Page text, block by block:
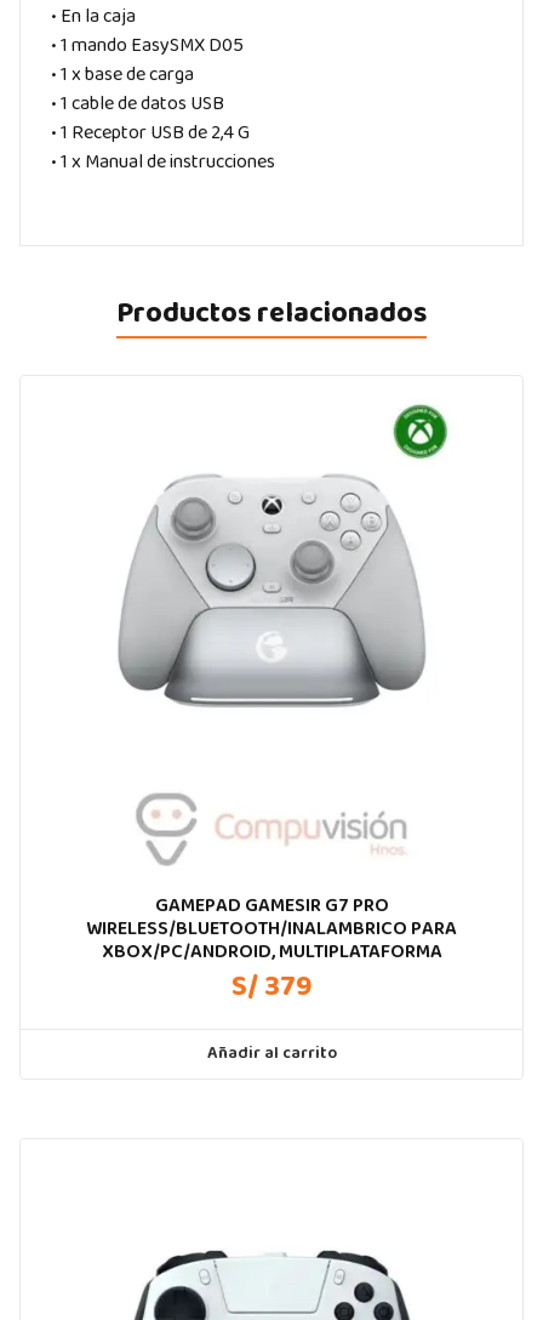
• En la caja
• 1 mando EasySMX D05
• 1 x base de carga
• 1 cable de datos USB
• 1 Receptor USB de 2,4 G
• 1 x Manual de instrucciones
Productos relacionados
GAMEPAD GAMESIR G7 PRO
WIRELESS/BLUETOOTH/INALAMBRICO PARA
XBOX/PC/ANDROID, MULTIPLATAFORMA
S/ 379
Añadir al carrito